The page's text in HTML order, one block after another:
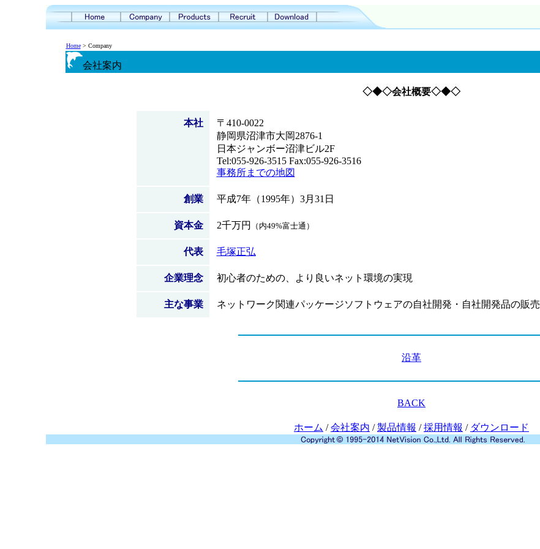
Home> Company
会社案内
◇◆◇会社概要◇◆◇
本社
〒410-0022
静岡県沼津市大岡2876-1
日本ジャンボー沼津ビル2F
Tel:055-926-3515 Fax:055-926-3516
事務所までの地図
創業 平成7年（1995年）3月31日
資本金 2千万円 （内49%富士通）
代表 毛塚正弘
企業理念 初心者のための、より良いネット環境の実現
主な事業 ネットワーク関連パッケージソフトウェアの自社開発・自社開発品の販売
沿革
BACK
ホーム /会社案内 /製品情報 /採用情報 / ダウンロード